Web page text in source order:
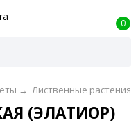
0
→ Лиственные растения
(ЭЛАТИОР)